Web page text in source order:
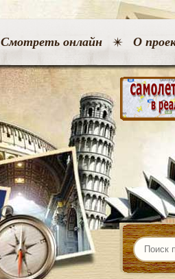
Смотреть онлайн О